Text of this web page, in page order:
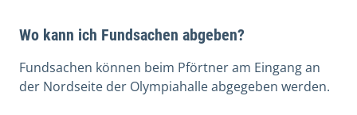
Wo kann ich Fundsachen abgeben?
Fundsachen können beim Pförtner am Eingang an
der Nordseite der Olympiahalle abgegeben werden.